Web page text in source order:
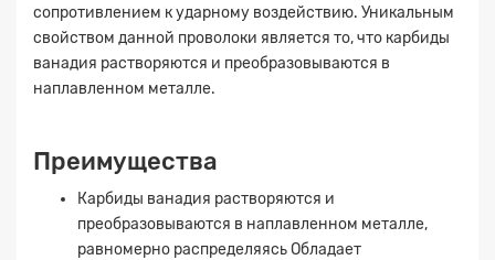
сопротивлением к ударному воздействию. Уникальным
свойством данной проволоки является то, что карбиды
ванадия растворяются и преобразовываются в
наплавленном металле.
Преимущества
Карбиды ванадия растворяются и
преобразовываются в наплавленном металле,
равномерно распределяясь Обладает
Прикрепите